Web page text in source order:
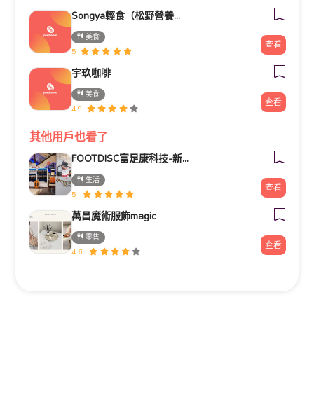
Songya輕食（松野營養輕食）
美食
5
查看
宇玖咖啡
美食
4.9
查看
其他用戶也看了
FOOTDISC富足康科技-新光三越-桃園站前店
生活
5
查看
萬昌魔術服飾magic
零售
4.6
查看